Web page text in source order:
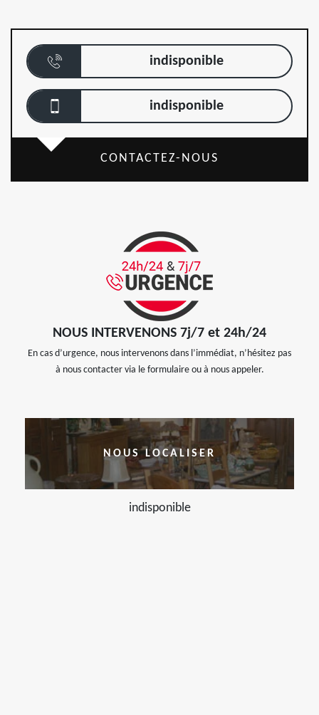
indisponible
indisponible
CONTACTEZ-NOUS
NOUS INTERVENONS 7j/7 et 24h/24
En cas d’urgence, nous intervenons dans l’immédiat, n’hésitez pas
à nous contacter via le formulaire ou à nous appeler.
NOUS LOCALISER
indisponible